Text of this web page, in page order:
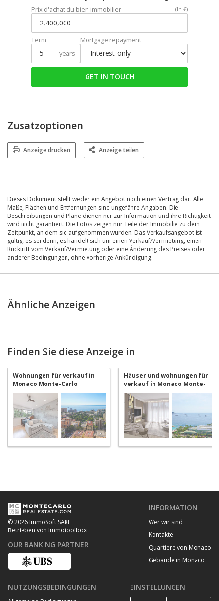
Prix d'achat du bien immobilier (In €)
Term
years
Mortgage repayment
GET IN TOUCH
Zusatzoptionen
Anzeige drucken Anzeige teilen
Dieses Dokument stellt weder ein Angebot noch einen Vertrag dar. Alle
Maße, Flächen und Entfernungen sind ungefähre Angaben. Die
Beschreibungen und Pläne dienen nur zur Information und ihre Richtigkeit
wird nicht garantiert. Die Fotos zeigen nur Teile der Immobilie zu dem
Zeitpunkt, an dem sie aufgenommen wurden. Das Verkaufsangebot ist
gültig, es sei denn, es handelt sich um einen Verkauf/Vermietung, einen
Rücktritt vom Verkauf/Vermietung oder eine Änderung des Preises oder
anderer Bedingungen, ohne vorherige Ankündigung.
Ähnliche Anzeigen
Finden Sie diese Anzeige in
Wohnungen für verkauf in
Monaco Monte-Carlo
Häuser und wohnungen für
verkauf in Monaco Monte-
Carlo
© 2026 ImmoSoft SARL
Betrieben von Immotoolbox
OUR BANKING PARTNER
INFORMATION
Wer wir sind
Kontakte
Quartiere von Monaco
Gebäude in Monaco
NUTZUNGSBEDINGUNGEN EINSTELLUNGEN